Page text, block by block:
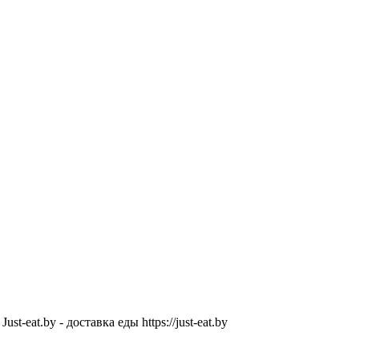
Just-eat.by - доставка еды https://just-eat.by